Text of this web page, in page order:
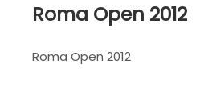
Roma Open 2012
Roma Open 2012